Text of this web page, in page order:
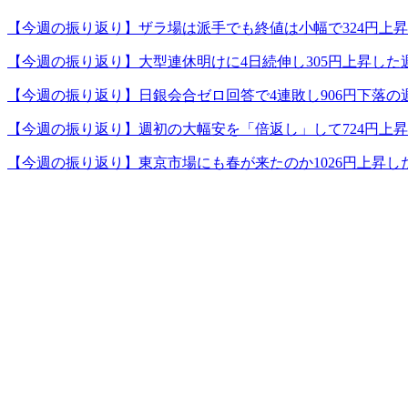
【今週の振り返り】ザラ場は派手でも終値は小幅で324円上
【今週の振り返り】大型連休明けに4日続伸し305円上昇した
【今週の振り返り】日銀会合ゼロ回答で4連敗し906円下落の
【今週の振り返り】週初の大幅安を「倍返し」して724円上
【今週の振り返り】東京市場にも春が来たのか1026円上昇し